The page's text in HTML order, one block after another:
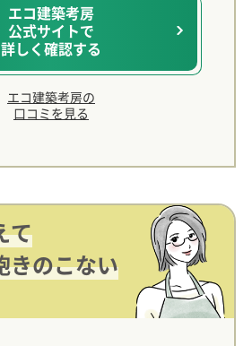
エコ建築考房
公式サイトで
詳しく確認する
エコ建築考房の
口コミを見る
て
きのこない